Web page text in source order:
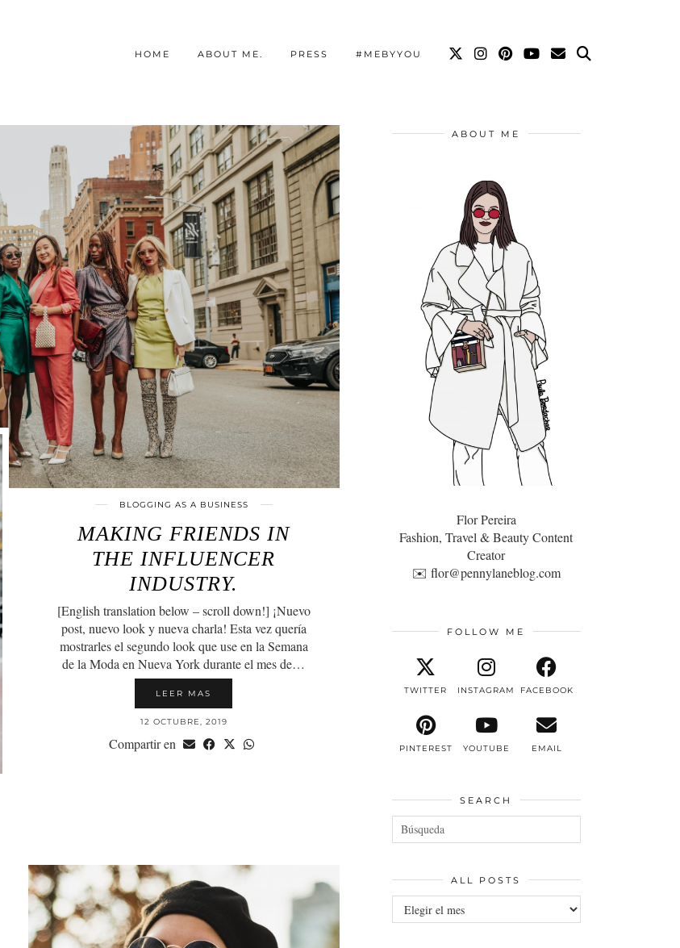
HOME ABOUT ME. PRESS #MEBYYOU
BLOGGING AS A BUSINESS
MAKING FRIENDS IN
THE INFLUENCER
INDUSTRY.
[English translation below – scroll down!] ¡Nuevo
post, nuevo look y nueva charla! Esta vez quería
mostrarles el segundo look que use en la Semana
de la Moda en Nueva York durante el mes de…
LEER MAS
12 OCTUBRE, 2019
Compartir en
ABOUT ME
Flor Pereira
Fashion, Travel & Beauty Content
Creator
✉️ flor@pennylaneblog.com
FOLLOW ME
TWITTER INSTAGRAM FACEBOOK
PINTEREST YOUTUBE EMAIL
SEARCH
ALL POSTS
All
posts